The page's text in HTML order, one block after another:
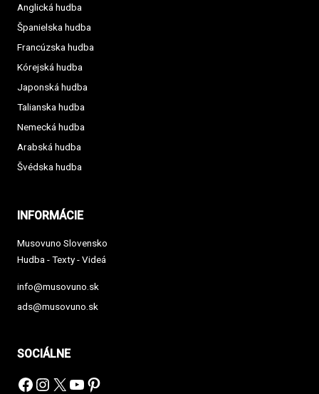
Anglická hudba
Španielska hudba
Francúzska hudba
Kórejská hudba
Japonská hudba
Talianska hudba
Nemecká hudba
Arabská hudba
Švédska hudba
INFORMÁCIE
Musovuno Slovensko
Hudba - Texty - Videá
info@musovuno.sk
ads@musovuno.sk
SOCIÁLNE
Facebook
Instagram
X YouTube
Pinterest